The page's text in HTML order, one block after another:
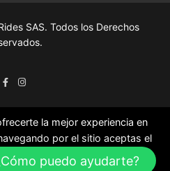
SAS. Todos los Derechos
la mejor experiencia en
por el sitio aceptas el
las mismas.puedo ayudarte?